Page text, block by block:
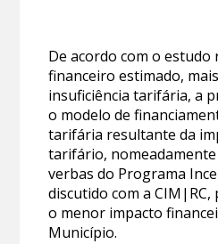
De acordo com o estudo
financeiro estimado,
insuficiência tarifária, a
o modelo de
tarifária resultante da
tarifário, nomeadamente
verbas do Programa
discutido com a
o menor impacto
Município.